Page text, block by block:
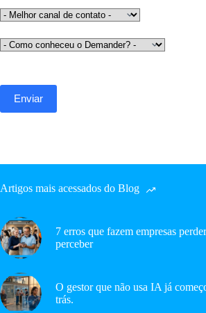
Artigos mais acessados do Blog
7 erros que fazem empresas
perceber
O gestor que não usa IA já
trás.